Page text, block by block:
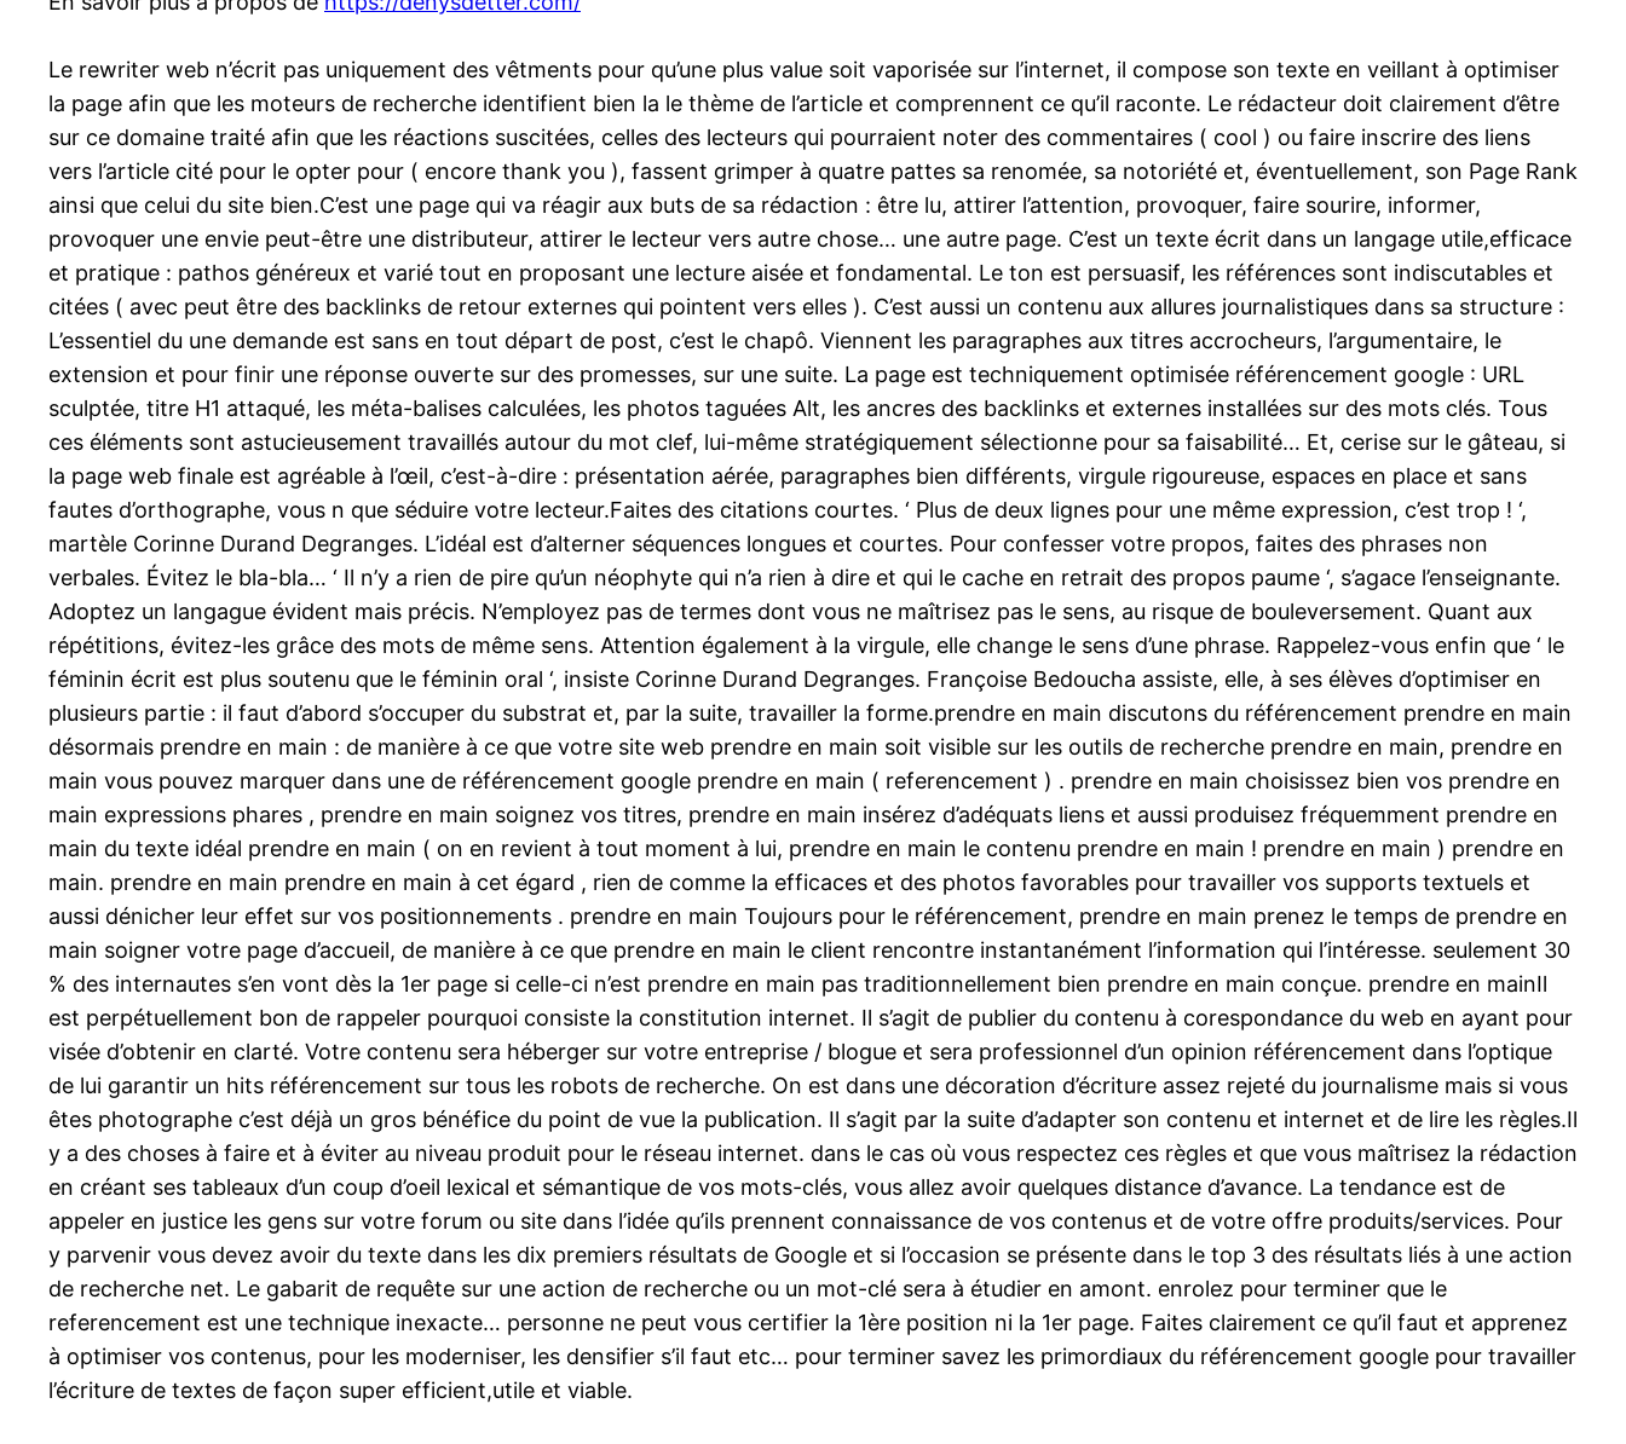
Le rewriter web n’écrit pas uniquement des vêtments pour qu’une plus value soit vaporisée sur l’internet, il compose son texte en veillant à optimiser
la page afin que les moteurs de recherche identifient bien la le thème de l’article et comprennent ce qu’il raconte. Le rédacteur doit clairement d’être
sur ce domaine traité afin que les réactions suscitées, celles des lecteurs qui pourraient noter des commentaires ( cool ) ou faire inscrire des liens
vers l’article cité pour le opter pour ( encore thank you ), fassent grimper à quatre pattes sa renomée, sa notoriété et, éventuellement, son Page Rank
ainsi que celui du site bien.C’est une page qui va réagir aux buts de sa rédaction : être lu, attirer l’attention, provoquer, faire sourire, informer,
provoquer une envie peut-être une distributeur, attirer le lecteur vers autre chose… une autre page. C’est un texte écrit dans un langage utile,efficace
et pratique : pathos généreux et varié tout en proposant une lecture aisée et fondamental. Le ton est persuasif, les références sont indiscutables et
citées ( avec peut être des backlinks de retour externes qui pointent vers elles ). C’est aussi un contenu aux allures journalistiques dans sa structure :
L’essentiel du une demande est sans en tout départ de post, c’est le chapô. Viennent les paragraphes aux titres accrocheurs, l’argumentaire, le
extension et pour finir une réponse ouverte sur des promesses, sur une suite. La page est techniquement optimisée référencement google : URL
sculptée, titre H1 attaqué, les méta-balises calculées, les photos taguées Alt, les ancres des backlinks et externes installées sur des mots clés. Tous
ces éléments sont astucieusement travaillés autour du mot clef, lui-même stratégiquement sélectionne pour sa faisabilité… Et, cerise sur le gâteau, si
la page web finale est agréable à l’œil, c’est-à-dire : présentation aérée, paragraphes bien différents, virgule rigoureuse, espaces en place et sans
fautes d’orthographe, vous n que séduire votre lecteur.Faites des citations courtes. ‘ Plus de deux lignes pour une même expression, c’est trop ! ‘,
martèle Corinne Durand Degranges. L’idéal est d’alterner séquences longues et courtes. Pour confesser votre propos, faites des phrases non
verbales. Évitez le bla-bla… ‘ Il n’y a rien de pire qu’un néophyte qui n’a rien à dire et qui le cache en retrait des propos paume ‘, s’agace l’enseignante.
Adoptez un langague évident mais précis. N’employez pas de termes dont vous ne maîtrisez pas le sens, au risque de bouleversement. Quant aux
répétitions, évitez-les grâce des mots de même sens. Attention également à la virgule, elle change le sens d’une phrase. Rappelez-vous enfin que ‘ le
féminin écrit est plus soutenu que le féminin oral ‘, insiste Corinne Durand Degranges. Françoise Bedoucha assiste, elle, à ses élèves d’optimiser en
plusieurs partie : il faut d’abord s’occuper du substrat et, par la suite, travailler la forme.prendre en main discutons du référencement prendre en main
désormais prendre en main : de manière à ce que votre site web prendre en main soit visible sur les outils de recherche prendre en main, prendre en
main vous pouvez marquer dans une de référencement google prendre en main ( referencement ) . prendre en main choisissez bien vos prendre en
main expressions phares , prendre en main soignez vos titres, prendre en main insérez d’adéquats liens et aussi produisez fréquemment prendre en
main du texte idéal prendre en main ( on en revient à tout moment à lui, prendre en main le contenu prendre en main ! prendre en main ) prendre en
main. prendre en main prendre en main à cet égard , rien de comme la efficaces et des photos favorables pour travailler vos supports textuels et
aussi dénicher leur effet sur vos positionnements . prendre en main Toujours pour le référencement, prendre en main prenez le temps de prendre en
main soigner votre page d’accueil, de manière à ce que prendre en main le client rencontre instantanément l’information qui l’intéresse. seulement 30
% des internautes s’en vont dès la 1er page si celle-ci n’est prendre en main pas traditionnellement bien prendre en main conçue. prendre en mainIl
est perpétuellement bon de rappeler pourquoi consiste la constitution internet. Il s’agit de publier du contenu à corespondance du web en ayant pour
visée d’obtenir en clarté. Votre contenu sera héberger sur votre entreprise / blogue et sera professionnel d’un opinion référencement dans l’optique
de lui garantir un hits référencement sur tous les robots de recherche. On est dans une décoration d’écriture assez rejeté du journalisme mais si vous
êtes photographe c’est déjà un gros bénéfice du point de vue la publication. Il s’agit par la suite d’adapter son contenu et internet et de lire les règles.Il
y a des choses à faire et à éviter au niveau produit pour le réseau internet. dans le cas où vous respectez ces règles et que vous maîtrisez la rédaction
en créant ses tableaux d’un coup d’oeil lexical et sémantique de vos mots-clés, vous allez avoir quelques distance d’avance. La tendance est de
appeler en justice les gens sur votre forum ou site dans l’idée qu’ils prennent connaissance de vos contenus et de votre offre produits/services. Pour
y parvenir vous devez avoir du texte dans les dix premiers résultats de Google et si l’occasion se présente dans le top 3 des résultats liés à une action
de recherche net. Le gabarit de requête sur une action de recherche ou un mot-clé sera à étudier en amont. enrolez pour terminer que le
referencement est une technique inexacte… personne ne peut vous certifier la 1ère position ni la 1er page. Faites clairement ce qu’il faut et apprenez
à optimiser vos contenus, pour les moderniser, les densifier s’il faut etc… pour terminer savez les primordiaux du référencement google pour travailler
l’écriture de textes de façon super efficient,utile et viable.